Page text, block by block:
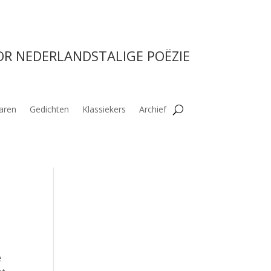
NEDERLANDSTALIGE POËZIE
Gedichten Klassiekers Archief